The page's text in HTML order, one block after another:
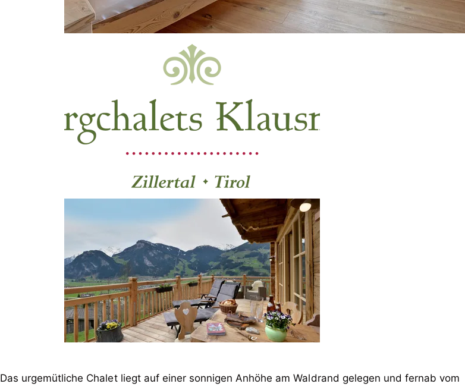
Das urgemütliche Chalet liegt auf einer sonnigen Anhöhe am Waldrand gelegen und fernab vom